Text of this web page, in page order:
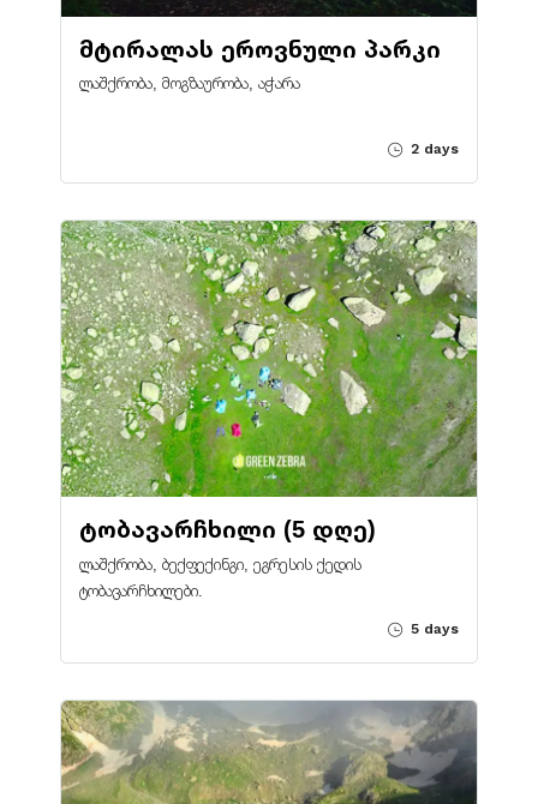
მტირალას ეროვნული პარკი
ლაშქრობა, მოგზაურობა, აჭარა
2 days
ტობავარჩხილი (5 დღე)
ლაშქრობა, ბექფექინგი, ეგრესის ქედის
ტობავარჩხილები.
5 days